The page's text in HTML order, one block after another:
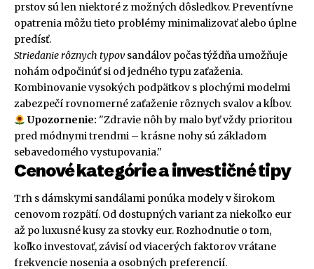
prstov sú len niektoré z možných dôsledkov. Preventívne
opatrenia môžu tieto problémy minimalizovať alebo úplne
predísť.
Striedanie rôznych typov sandálov počas týždňa umožňuje
nohám odpočinúť si od jedného typu zaťaženia.
Kombinovanie vysokých podpätkov s plochými modelmi
zabezpečí rovnomerné zaťaženie rôznych svalov a kĺbov.
Upozornenie: "Zdravie nôh by malo byť vždy prioritou
pred módnymi trendmi – krásne nohy sú základom
sebavedomého vystupovania."
Cenové kategórie a investičné tipy
Trh s dámskymi sandálami ponúka modely v širokom
cenovom rozpätí. Od dostupných variant za niekoľko eur
až po luxusné kusy za stovky eur. Rozhodnutie o tom,
koľko investovať, závisí od viacerých faktorov vrátane
frekvencie nosenia a osobných preferencií.